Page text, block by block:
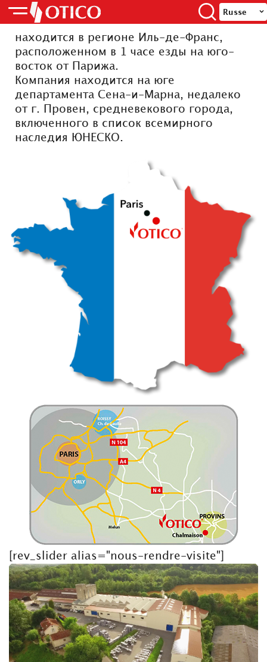
Russe
OTICO
находится в регионе Иль-де-Франс,
расположенном в 1 часе езды на юго-
восток от Парижа.
Компания находится на юге
департамента Сена-и-Марна, недалеко
от г. Провен, средневекового города,
включенного в список всемирного
наследия ЮНЕСКО.
[rev_slider alias="nous-rendre-visite"]